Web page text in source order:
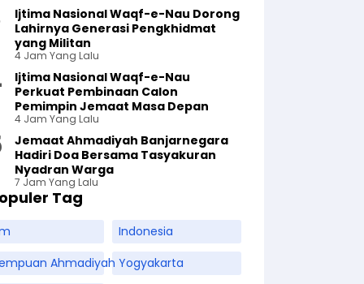
Ijtima Nasional Waqf-e-Nau Dorong
Lahirnya Generasi Pengkhidmat
yang Militan
4 Jam Yang Lalu
Ijtima Nasional Waqf-e-Nau
Perkuat Pembinaan Calon
Pemimpin Jemaat Masa Depan
4 Jam Yang Lalu
Jemaat Ahmadiyah Banjarnegara
Hadiri Doa Bersama Tasyakuran
Nyadran Warga
7 Jam Yang Lalu
Tag
Indonesia
Ahmadiyah Yogyakarta